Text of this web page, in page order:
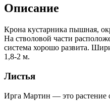
Описание
Крона кустарника пышная,
На стволовой части
система хорошо развита.
1,8-2 м.
Листья
Ирга Мартин — это